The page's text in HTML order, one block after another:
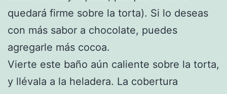
quedará firme sobre la torta). Si lo deseas
con más sabor a chocolate, puedes
agregarle más cocoa.
Vierte este baño aún caliente sobre la torta,
y llévala a la heladera. La cobertura